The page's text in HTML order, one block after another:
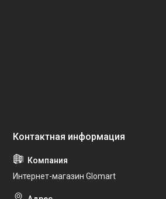
Интернет-магазин Glomart